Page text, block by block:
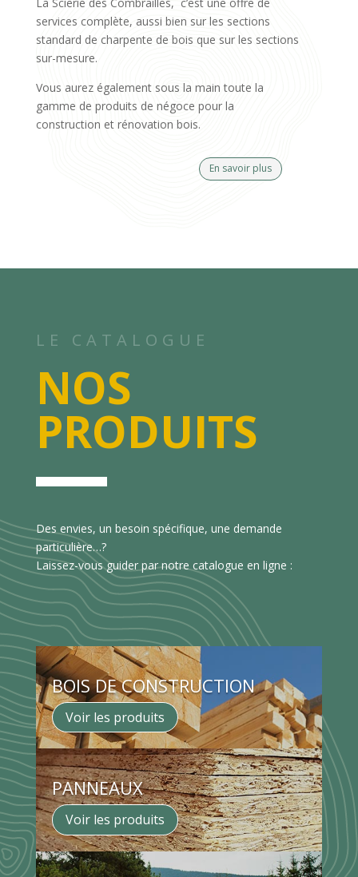
services complète, aussi bien sur les sections
standard de charpente de bois que sur les sections
sur-mesure.
Vous aurez également sous la main toute la
gamme de produits de négoce pour la
construction et rénovation bois.
En savoir plus
LE CATALOGUE
NOS
PRODUITS
Des envies, un besoin spécifique, une demande
particulière…?
Laissez-vous guider par notre catalogue en ligne :
BOIS DE CONSTRUCTION
Voir les produits
PANNEAUX
Voir les produits